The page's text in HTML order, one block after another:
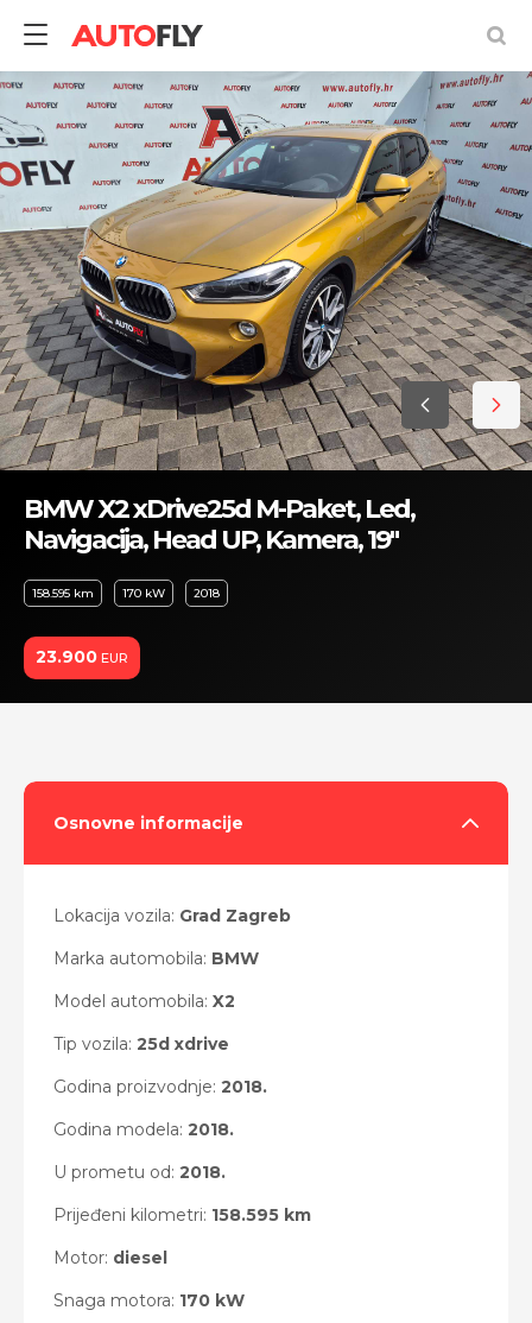
BMW X2 xDrive25d M-Paket, Led,
Navigacija, Head UP, Kamera, 19"
158.595 km 170 kW 2018
23.900 EUR
Osnovne informacije
Lokacija vozila: Grad Zagreb
Marka automobila: BMW
Model automobila: X2
Tip vozila: 25d xdrive
Godina proizvodnje: 2018.
Godina modela: 2018.
U prometu od: 2018.
Prijeđeni kilometri: 158.595 km
Motor: diesel
Snaga motora: 170 kW